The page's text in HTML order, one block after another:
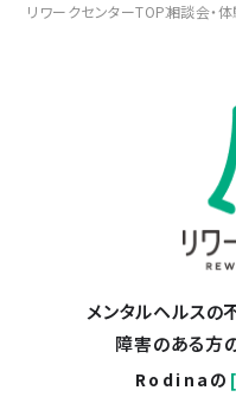
リワークセンターTOP相談会・
メンタルヘルスの
障害のある方
Rodinaの